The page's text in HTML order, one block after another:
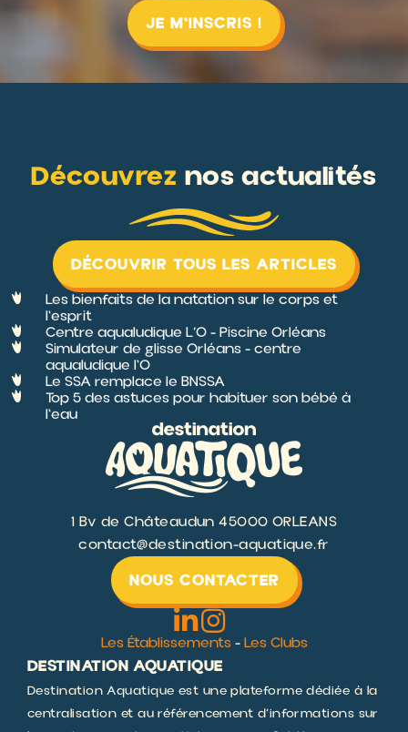
Découvrez nos actualités
DÉCOUVRIR TOUS LES ARTICLES
Les bienfaits de la natation sur le corps et
l'esprit
Centre aqualudique L’O - Piscine Orléans
Simulateur de glisse Orléans - centre
aqualudique l'O
Le SSA remplace le BNSSA
Top 5 des astuces pour habituer son bébé à
l'eau
1 Bv de Châteaudun 45000 ORLEANS
contact@destination-aquatique.fr
NOUS CONTACTER
Les Établissements- Les Clubs
DESTINATION AQUATIQUE
Destination Aquatique est une plateforme dédiée à la
centralisation et au référencement d’informations sur